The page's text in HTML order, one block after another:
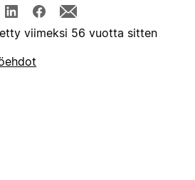
viimeksi 56 vuotta sitten